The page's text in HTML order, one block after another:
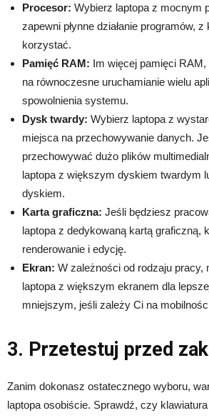
Procesor: Wybierz laptopa z mocnym
zapewni płynne działanie programów,
korzystać.
Pamięć RAM: Im więcej pamięci
na równoczesne uruchamianie wielu
spowolnienia systemu.
Dysk twardy: Wybierz laptopa z
miejsca na przechowywanie danych.
przechowywać dużo plików
laptopa z większym dyskiem twardym
dyskiem.
Karta graficzna: Jeśli będziesz
laptopa z dedykowaną kartą graficzną,
renderowanie i edycję.
Ekran: W zależności od rodzaju pracy,
laptopa z większym ekranem dla
mniejszym, jeśli zależy Ci na
3. Przetestuj przed
Zanim dokonasz ostatecznego wyboru,
laptopa osobiście. Sprawdź, czy